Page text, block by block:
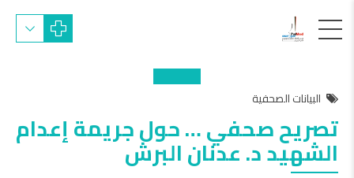
البيانات الصحفية
تصريح صحفي … حول جريمة إعدام
الشهيد د. عدنان البرش